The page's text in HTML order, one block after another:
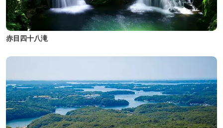
赤目四十八滝